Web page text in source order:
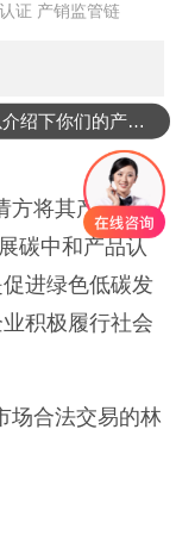
证 产销监管链
方将其产品全生
碳中和产品认
进绿色低碳发
积极履行社会
合法交易的林
可以介绍下你们的产品么